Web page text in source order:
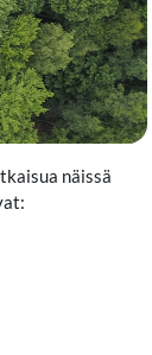
näissä